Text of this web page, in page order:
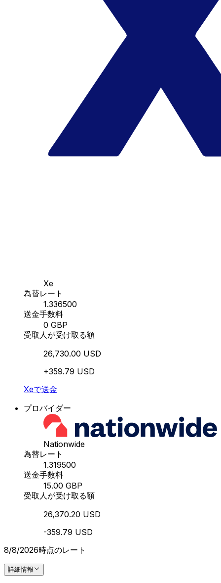
Xe
為替レート
1.336500
送金手数料
0 GBP
受取人が受け取る額
26,730.00 USD
+359.79 USD
Xeで送金
プロバイダー
Nationwide
為替レート
1.319500
送金手数料
15.00 GBP
受取人が受け取る額
26,370.20 USD
-359.79 USD
8/8/2026時点のレート
詳細情報